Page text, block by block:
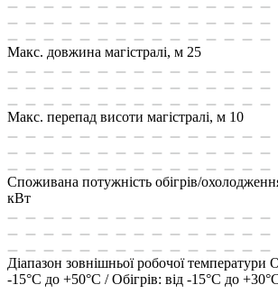
Макс. довжина магістралі, м 25
Макс. перепад висоти магістралі, м 10
Споживана потужність обігрів/
кВт
Діапазон зовнішньої робочої температури
-15°C до +50°C / Обігрів: від -15°C до